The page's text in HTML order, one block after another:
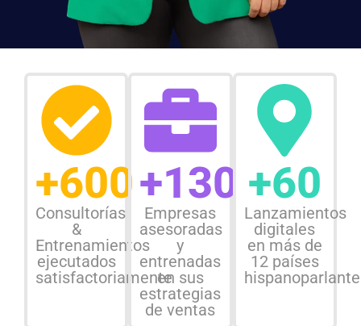
+600
Consultorías
&
Entrenamientos
ejecutados
satisfactoriamente
+130
Empresas
asesoradas
y
entrenadas
en sus
estrategias
de ventas
+60
Lanzamientos
digitales
en más de
12 países